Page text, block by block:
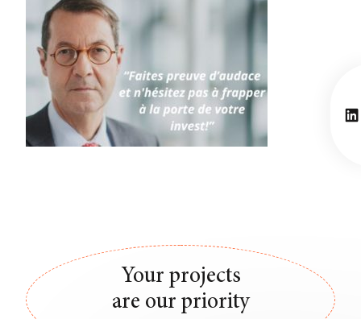
Your projects
are our priority